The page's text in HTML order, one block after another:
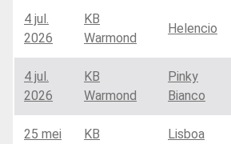
4 jul.
2026
KB
Warmond
Helencio
4 jul.
2026
KB
Warmond
Pinky
Bianco
25 mei
KB
Lisboa